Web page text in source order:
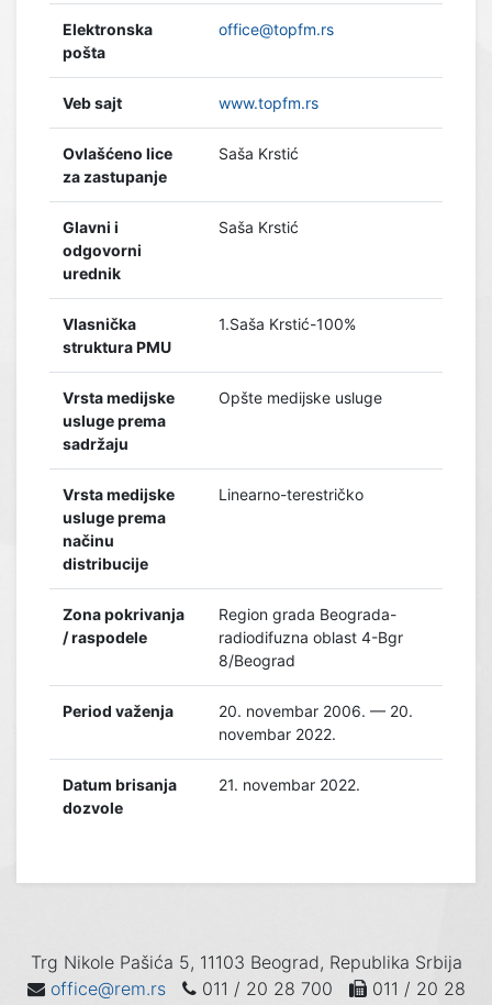
Elektronska
pošta
office@topfm.rs
Veb sajt www.topfm.rs
Ovlašćeno lice
za zastupanje
Saša Krstić
Glavni i
odgovorni
urednik
Saša Krstić
Vlasnička
struktura PMU
1.Saša Krstić-100%
Vrsta medijske
usluge prema
sadržaju
Opšte medijske usluge
Vrsta medijske
usluge prema
načinu
distribucije
Linearno-terestričko
Zona pokrivanja
/ raspodele
Region grada Beograda-
radiodifuzna oblast 4-Bgr
8/Beograd
Period važenja
20. novembar 2006. — 20.
novembar 2022.
Datum brisanja
dozvole
21. novembar 2022.
Trg Nikole Pašića 5, 11103 Beograd, Republika Srbija
office@rem.rs
011 / 20 28 700
011 / 20 28